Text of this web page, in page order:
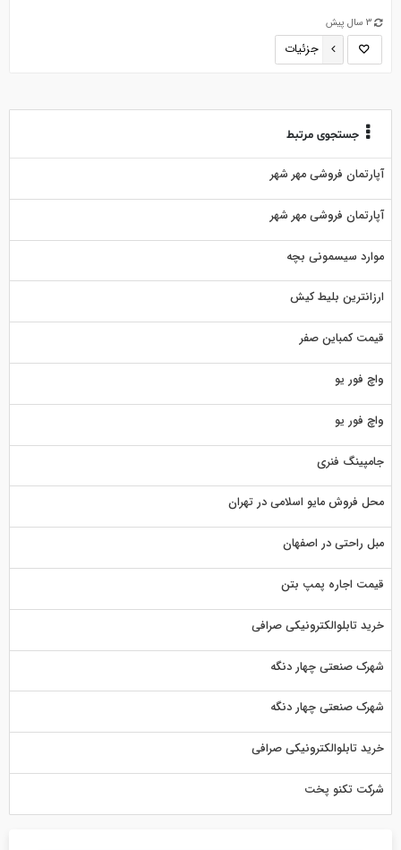
3 سال پیش
جزئیات
جستجوی مرتبط
آپارتمان فروشی مهر شهر
آپارتمان فروشی مهر شهر
موارد سیسمونی بچه
ارزانترین بلیط کیش
قیمت کمباین صفر
واچ فور یو
واچ فور یو
جامپینگ فنری
محل فروش مایو اسلامی در تهران
مبل راحتی در اصفهان
قیمت اجاره پمپ بتن
خرید تابلوالکترونیکی صرافی
شهرک صنعتی چهار دنگه
شهرک صنعتی چهار دنگه
خرید تابلوالکترونیکی صرافی
شرکت تکنو پخت